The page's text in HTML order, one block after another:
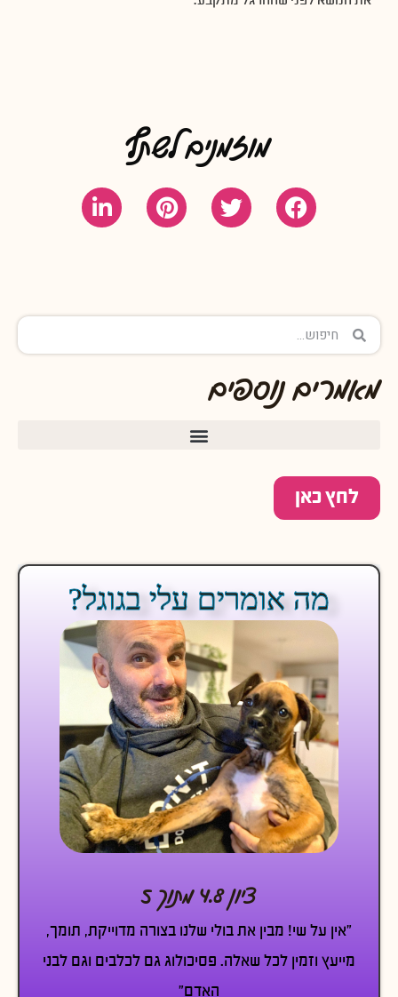
מוזמנים לשתף
מאמרים נוספים
לחץ כאן
מה אומרים עלי בגוגל?
ציון 4.8 מתוך 5
״אין על שי! מבין את בולי שלנו בצורה מדוייקת, תומך,
מייעץ וזמין לכל שאלה. פסיכולוג גם לכלבים וגם לבני
האדם״